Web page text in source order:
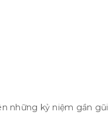
những kỷ niệm gần gũi